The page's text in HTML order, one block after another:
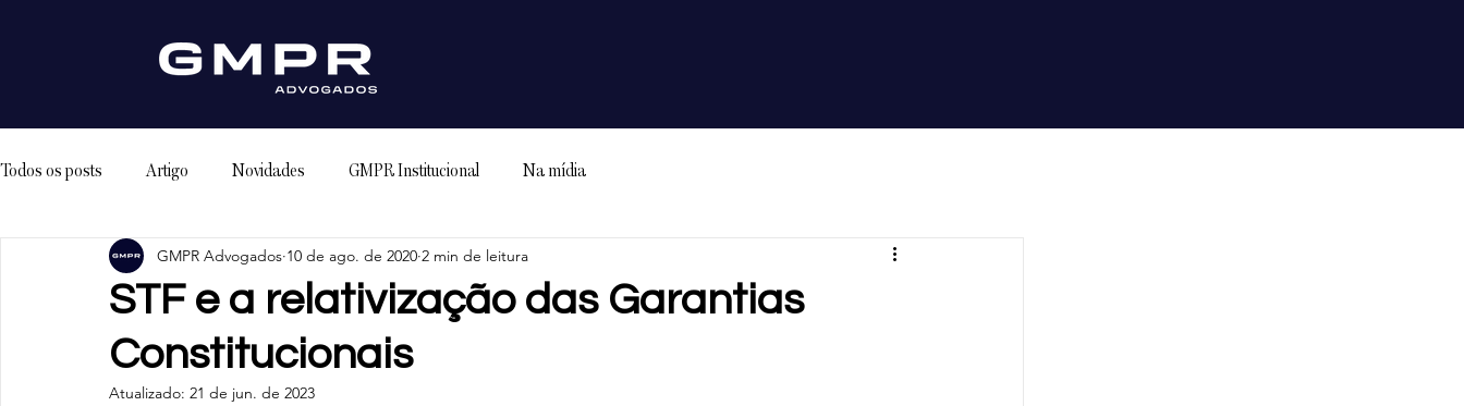
Todos os posts Artigo Novidades GMPR Institucional Na mídia
STF e a relativização das Garantias
Constitucionais
GMPR Advogados 10 de ago. de 2020 2 min de leitura
Atualizado: 21 de jun. de 2023